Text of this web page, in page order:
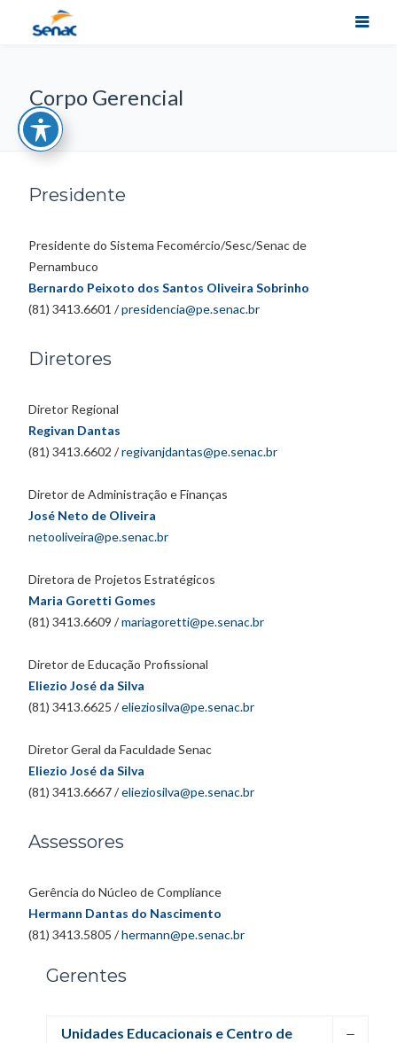
Corpo Gerencial
Presidente
Presidente do Sistema Fecomércio/Sesc/Senac de
Pernambuco
Bernardo Peixoto dos Santos Oliveira Sobrinho
(81) 3413.6601 /presidencia@pe.senac.br
Diretores
Diretor Regional
Regivan Dantas
(81) 3413.6602 /regivanjdantas@pe.senac.br
Diretor de Administração e Finanças
José Neto de Oliveira
netooliveira@pe.senac.br
Diretora de Projetos Estratégicos
Maria Goretti Gomes
(81) 3413.6609 /mariagoretti@pe.senac.br
Diretor de Educação Profissional
Eliezio José da Silva
(81) 3413.6625 /elieziosilva@pe.senac.br
Diretor Geral da Faculdade Senac
Eliezio José da Silva
(81) 3413.6667 /elieziosilva@pe.senac.br
Assessores
Gerência do Núcleo de Compliance
Hermann Dantas do Nascimento
(81) 3413.5805 /hermann@pe.senac.br
Gerentes
Unidades Educacionais e Centro de